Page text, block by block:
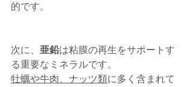
的です。
次に、 亜鉛は粘膜の再生をサポートす
る重要なミネラルです。
牡蠣や牛肉、ナッツ類に多く含まれて